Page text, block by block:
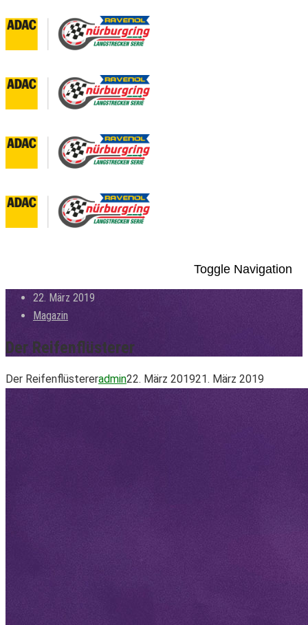
Toggle Navigation
22. März 2019
Magazin
Der Reifenflüsterer
Der Reifenflüstereradmin22. März 201921. März 2019